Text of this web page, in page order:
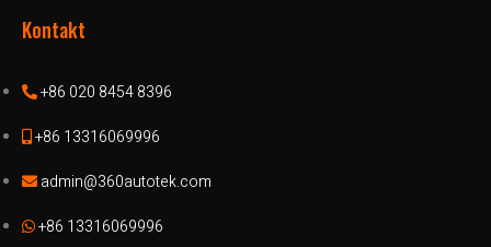
Kontakt
+86 020 8454 8396
+86 13316069996
admin@360autotek.com
+86 13316069996